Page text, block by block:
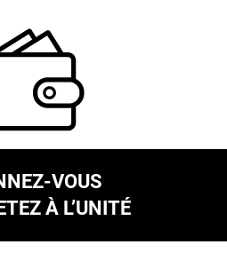
VOUS
À L’UNITÉ